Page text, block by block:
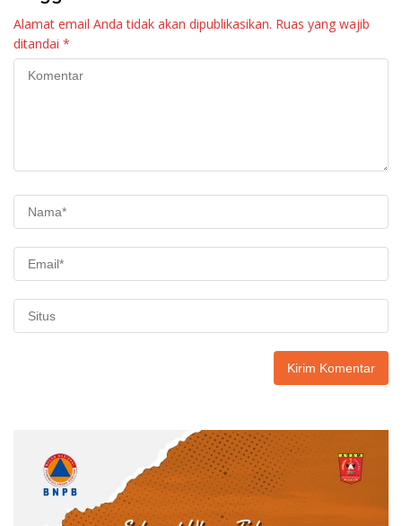
Alamat email Anda tidak akan dipublikasikan. Ruas yang wajib
ditandai *